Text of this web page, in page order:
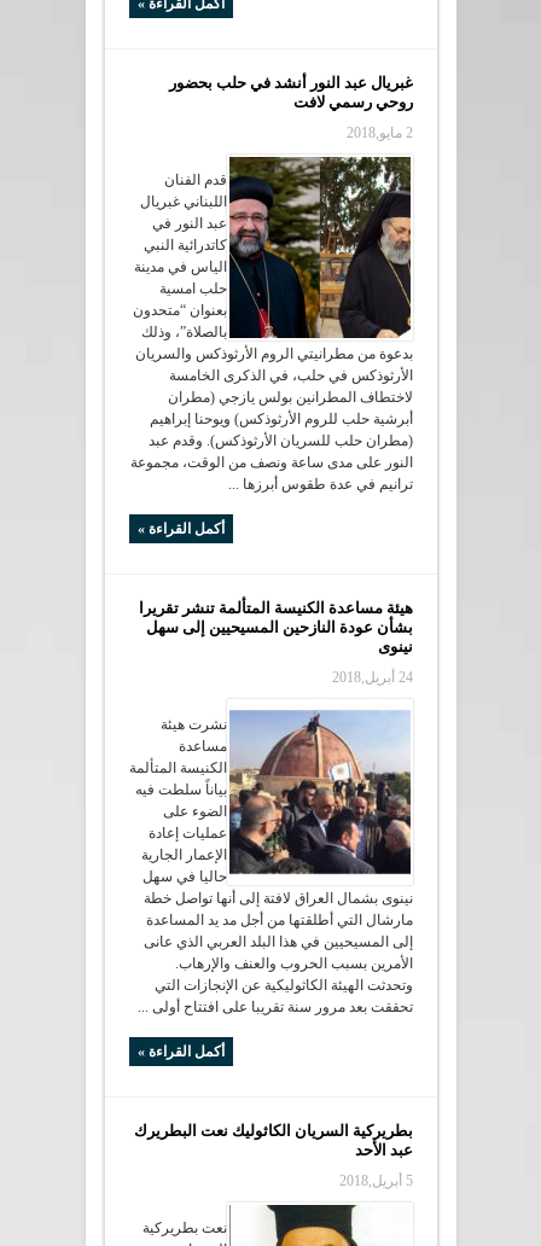
أكمل القراءة »
غبريال عبد النور أنشد في حلب بحضور
روحي رسمي لافت
2 مايو,2018
قدم الفنان
اللبناني غبريال
عبد النور في
كاتدرائية النبي
الياس في مدينة
حلب امسية
بعنوان “متحدون
بالصلاة”، وذلك
بدعوة من مطرانيتي الروم الأرثوذكس والسريان
الأرثوذكس في حلب، في الذكرى الخامسة
لاختطاف المطرانين بولس يازجي (مطران
أبرشية حلب للروم الأرثوذكس) ويوحنا إبراهيم
(مطران حلب للسريان الأرثوذكس). وقدم عبد
النور على مدى ساعة ونصف من الوقت، مجموعة
ترانيم في عدة طقوس أبرزها ...
أكمل القراءة »
هيئة مساعدة الكنيسة المتألمة تنشر تقريرا
بشأن عودة النازحين المسيحيين إلى سهل
نينوى
24 أبريل,2018
نشرت هيئة
مساعدة
الكنيسة المتألمة
بياناً سلطت فيه
الضوء على
عمليات إعادة
الإعمار الجارية
حاليا في سهل
نينوى بشمال العراق لافتة إلى أنها تواصل خطة
مارشال التي أطلقتها من أجل مد يد المساعدة
إلى المسيحيين في هذا البلد العربي الذي عانى
الأمرين بسبب الحروب والعنف والإرهاب.
وتحدثت الهيئة الكاثوليكية عن الإنجازات التي
تحققت بعد مرور سنة تقريبا على افتتاح أولى ...
أكمل القراءة »
بطريركية السريان الكاثوليك نعت البطريرك
عبد الأحد
5 أبريل,2018
نعت بطريركية